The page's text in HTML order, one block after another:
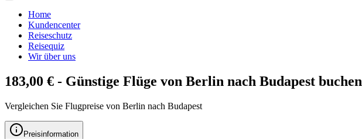
Home
Kundencenter
Reiseschutz
Reisequiz
Wir über uns
183,00 € - Günstige Flüge von Berlin nach Budapest buchen
Vergleichen Sie Flugpreise von Berlin nach Budapest
Preisinformation